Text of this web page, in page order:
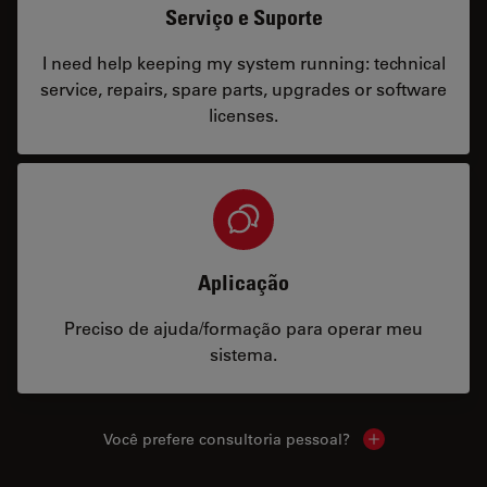
Serviço e Suporte
I need help keeping my system running: technical
service, repairs, spare parts, upgrades or software
licenses.
Aplicação
Preciso de ajuda/formação para operar meu
sistema.
Você prefere consultoria pessoal? Show local